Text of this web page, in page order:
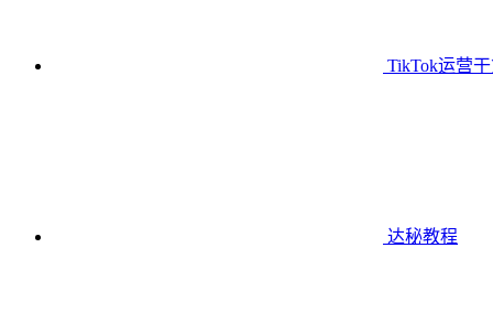
TikTok运营
达秘教程